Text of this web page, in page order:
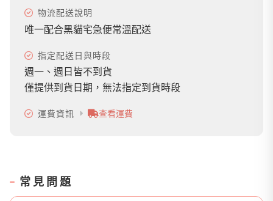
物流配送說明
唯一配合黑貓宅急便常溫配送
指定配送日與時段
週一、週日皆不到貨
僅提供到貨日期，無法指定到貨時段
運費資訊 查看運費
常見問題